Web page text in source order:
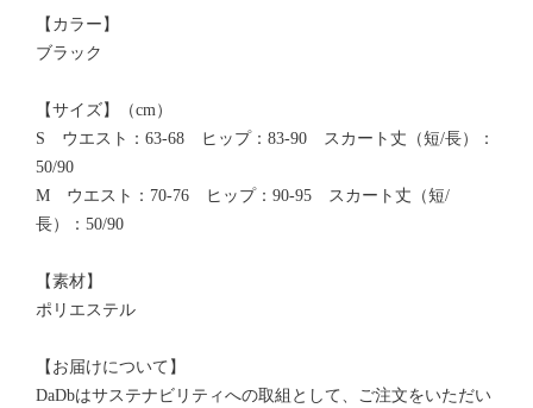
【カラー】
ブラック
【サイズ】（cm）
S ウエスト：63-68 ヒップ：83-90 スカート丈（短/長）：
50/90
M ウエスト：70-76 ヒップ：90-95 スカート丈（短/
長）：50/90
【素材】
ポリエステル
【お届けについて】
DaDbはサステナビリティへの取組として、ご注文をいただい